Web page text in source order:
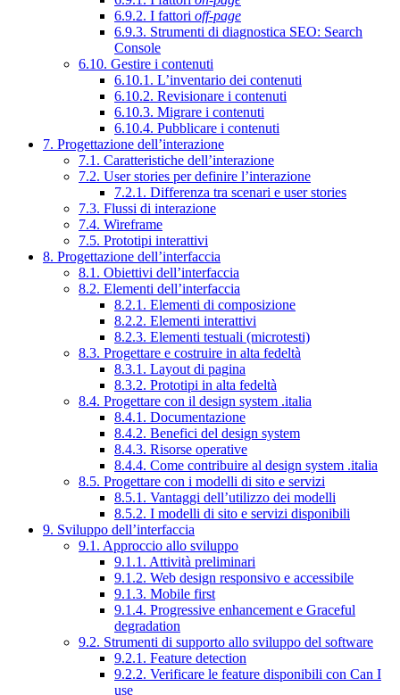
6.9.2. I fattori off-page
6.9.3. Strumenti di diagnostica SEO: Search
Console
6.10. Gestire i contenuti
6.10.1. L’inventario dei contenuti
6.10.2. Revisionare i contenuti
6.10.3. Migrare i contenuti
6.10.4. Pubblicare i contenuti
7. Progettazione dell’interazione
7.1. Caratteristiche dell’interazione
7.2. User stories per definire l’interazione
7.2.1. Differenza tra scenari e user stories
7.3. Flussi di interazione
7.4. Wireframe
7.5. Prototipi interattivi
8. Progettazione dell’interfaccia
8.1. Obiettivi dell’interfaccia
8.2. Elementi dell’interfaccia
8.2.1. Elementi di composizione
8.2.2. Elementi interattivi
8.2.3. Elementi testuali (microtesti)
8.3. Progettare e costruire in alta fedeltà
8.3.1. Layout di pagina
8.3.2. Prototipi in alta fedeltà
8.4. Progettare con il design system .italia
8.4.1. Documentazione
8.4.2. Benefici del design system
8.4.3. Risorse operative
8.4.4. Come contribuire al design system .italia
8.5. Progettare con i modelli di sito e servizi
8.5.1. Vantaggi dell’utilizzo dei modelli
8.5.2. I modelli di sito e servizi disponibili
9. Sviluppo dell’interfaccia
9.1. Approccio allo sviluppo
9.1.1. Attività preliminari
9.1.2. Web design responsivo e accessibile
9.1.3. Mobile first
9.1.4. Progressive enhancement e Graceful
degradation
9.2. Strumenti di supporto allo sviluppo del software
9.2.1. Feature detection
9.2.2. Verificare le feature disponibili con Can I
use